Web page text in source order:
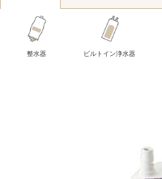
整水器 ビルトイン浄水器